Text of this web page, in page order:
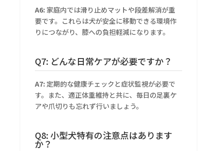
A6: 家庭内では滑り止めマットや段差解消が重
要です。これらは犬が安全に移動できる環境作
りにつながり、膝への負担軽減になります。
Q7: どんな日常ケアが必要ですか？
A7: 定期的な健康チェックと症状監視が必要で
す。また、適正体重維持と共に、毎日の足裏ケ
アや爪切りも忘れず行いましょう。
Q8: 小型犬特有の注意点はあります
か？